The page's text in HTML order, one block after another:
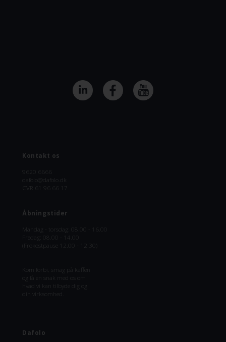
Kontakt os
dafolo@dafolo.dk
CVR 61 96 66 17
Åbningstider
Mandag - torsdag: 08.00 - 16.00
Fredag: 08.00 - 14.00
(Frokostpause 12.00 - 12.30)
Kom forbi, smag på kaffen
og få en snak med os om
hvad vi kan tilbyde dig og
din virksomhed.
Dafolo